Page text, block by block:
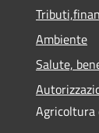
Ambiente
Salute,
Agricoltura